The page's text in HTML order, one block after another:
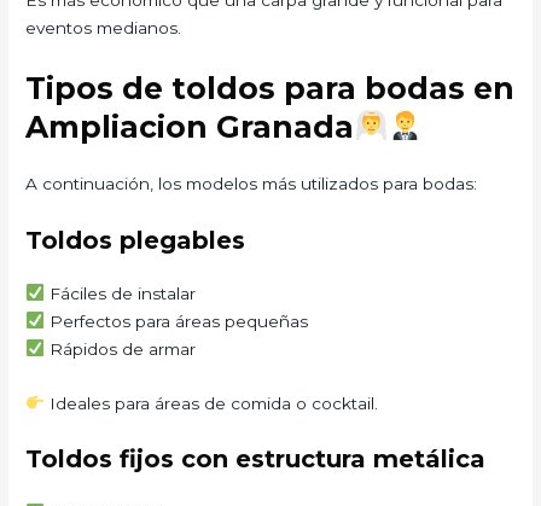
eventos medianos.
Tipos de toldos para bodas en
Ampliacion Granada
A continuación, los modelos más utilizados para bodas:
Toldos plegables
Fáciles de instalar
Perfectos para áreas pequeñas
Rápidos de armar
Ideales para áreas de comida o cocktail.
Toldos fijos con estructura metálica